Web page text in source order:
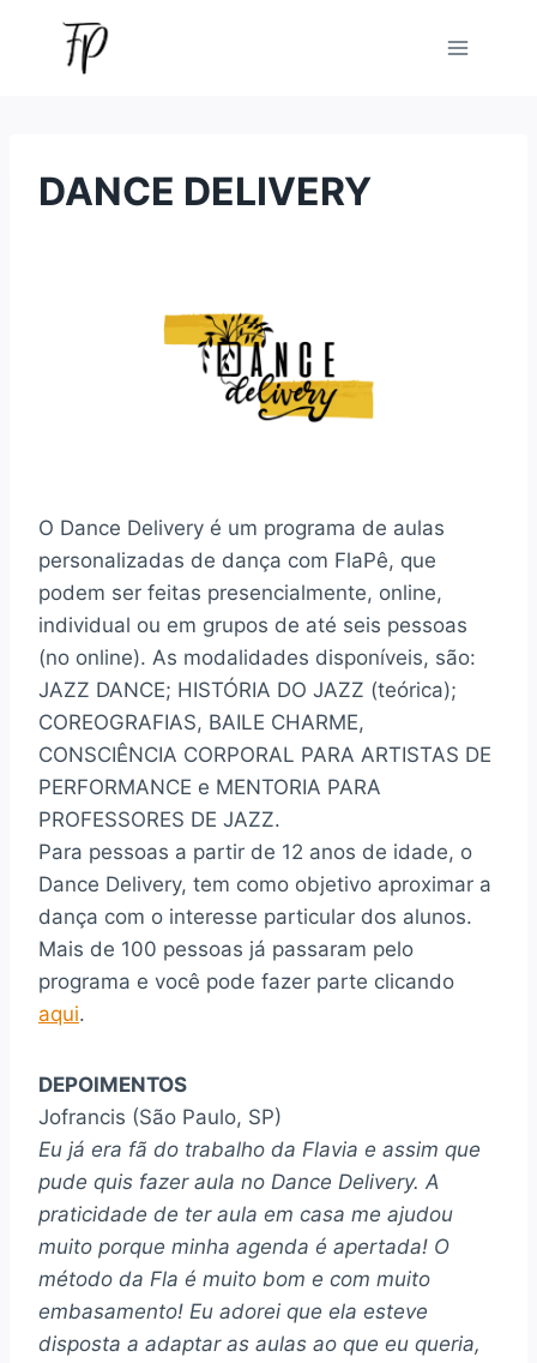
DANCE DELIVERY
O Dance Delivery é um programa de aulas
personalizadas de dança com FlaPê, que
podem ser feitas presencialmente, online,
individual ou em grupos de até seis pessoas
(no online). As modalidades disponíveis, são:
JAZZ DANCE; HISTÓRIA DO JAZZ (teórica);
COREOGRAFIAS, BAILE CHARME,
CONSCIÊNCIA CORPORAL PARA ARTISTAS DE
PERFORMANCE e MENTORIA PARA
PROFESSORES DE JAZZ.
Para pessoas a partir de 12 anos de idade, o
Dance Delivery, tem como objetivo aproximar a
dança com o interesse particular dos alunos.
Mais de 100 pessoas já passaram pelo
programa e você pode fazer parte clicando
aqui.
DEPOIMENTOS
Jofrancis (São Paulo, SP)
Eu já era fã do trabalho da Flavia e assim que
pude quis fazer aula no Dance Delivery. A
praticidade de ter aula em casa me ajudou
muito porque minha agenda é apertada! O
método da Fla é muito bom e com muito
embasamento! Eu adorei que ela esteve
disposta a adaptar as aulas ao que eu queria,